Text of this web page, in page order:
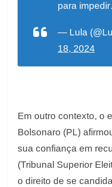
para
— Lula
18, 2024
Em outro contexto, o
Bolsonaro (PL)
sua confiança em
(Tribunal Superior
o direito de se